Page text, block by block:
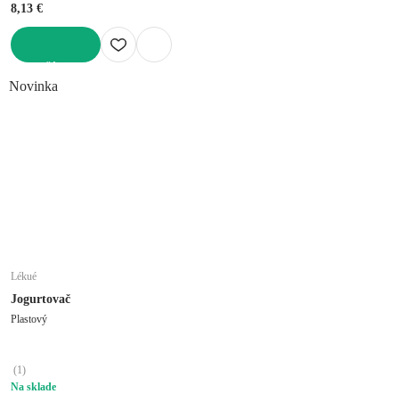
8,13 €
Novinka
Lékué
Jogurtovač
Plastový
(1)
Na sklade